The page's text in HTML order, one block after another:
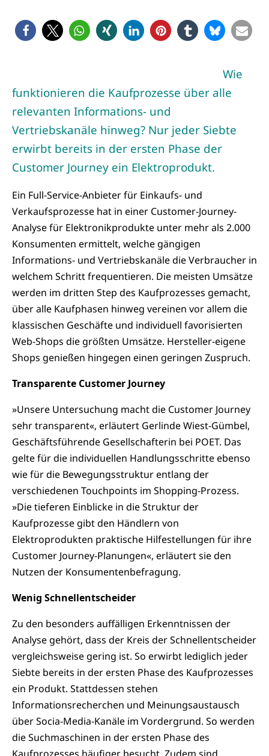
Wie
funktionieren die Kaufprozesse über alle
relevanten Informations- und
Vertriebskanäle hinweg? Nur jeder Siebte
erwirbt bereits in der ersten Phase der
Customer Journey ein Elektroprodukt.
Ein Full-Service-Anbieter für Einkaufs- und
Verkaufsprozesse hat in einer Customer-Journey-
Analyse für Elektronikprodukte unter mehr als 2.000
Konsumenten ermittelt, welche gängigen
Informations- und Vertriebskanäle die Verbraucher in
welchem Schritt frequentieren. Die meisten Umsätze
werden im dritten Step des Kaufprozesses gemacht,
über alle Kaufphasen hinweg vereinen vor allem die
klassischen Geschäfte und individuell favorisierten
Web-Shops die größten Umsätze. Hersteller-eigene
Shops genießen hingegen einen geringen Zuspruch.
Transparente Customer Journey
»Unsere Untersuchung macht die Customer Journey
sehr transparent«, erläutert Gerlinde Wiest-Gümbel,
Geschäftsführende Gesellschafterin bei POET. Das
gelte für die individuellen Handlungsschritte ebenso
wie für die Bewegungsstruktur entlang der
verschiedenen Touchpoints im Shopping-Prozess.
»Die tieferen Einblicke in die Struktur der
Kaufprozesse gibt den Händlern von
Elektroprodukten praktische Hilfestellungen für ihre
Customer Journey-Planungen«, erläutert sie den
Nutzen der Konsumentenbefragung.
Wenig Schnellentscheider
Zu den besonders auffälligen Erkenntnissen der
Analyse gehört, dass der Kreis der Schnellentscheider
vergleichsweise gering ist. So erwirbt lediglich jeder
Siebte bereits in der ersten Phase des Kaufprozesses
ein Produkt. Stattdessen stehen
Informationsrecherchen und Meinungsaustausch
über Socia-Media-Kanäle im Vordergrund. So werden
die Suchmaschinen in der ersten Phase des